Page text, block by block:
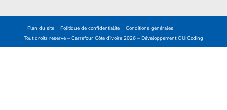
Plan du site Politique de confidentialité
Conditions générales
Tout droits réservé – Carrefour Côte d’ivoire 2026 – DéveloppementOUICoding